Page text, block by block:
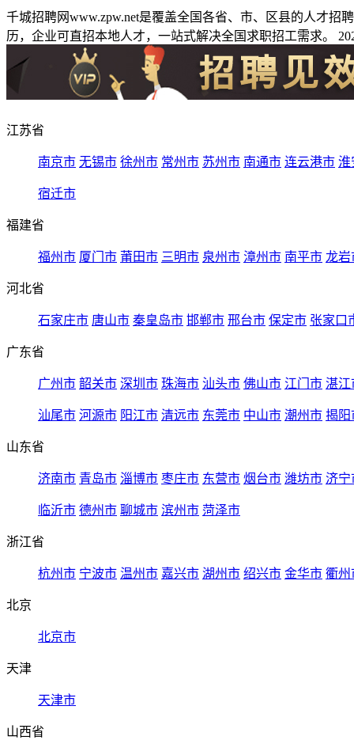
千城招聘网www.zpw.net是覆盖全国各省、市、区县的人才
历，企业可直招本地人才，一站式解决全国求职招工需求。
江苏省
南京市 无锡市 徐州市 常州市 苏州市 南通市 连云港市 淮
宿迁市
福建省
福州市 厦门市 莆田市 三明市 泉州市 漳州市 南平市 龙岩
河北省
石家庄市 唐山市 秦皇岛市 邯郸市 邢台市 保定市 张家口
广东省
广州市 韶关市 深圳市 珠海市 汕头市 佛山市 江门市 湛江
汕尾市 河源市 阳江市 清远市 东莞市 中山市 潮州市 揭阳
山东省
济南市 青岛市 淄博市 枣庄市 东营市 烟台市 潍坊市 济宁
临沂市 德州市 聊城市 滨州市 菏泽市
浙江省
杭州市 宁波市 温州市 嘉兴市 湖州市 绍兴市 金华市 衢州
北京
北京市
天津
天津市
山西省